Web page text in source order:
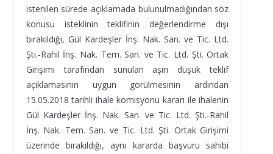
istenilen sürede açıklamada bulunulmadığından söz
konusu isteklinin teklifinin değerlendirme dışı
bırakıldığı, Gül Kardeşler İnş. Nak. San. ve Tic. Ltd.
Şti.-Rahil İnş. Nak. Tem. San. ve Tic. Ltd. Şti. Ortak
Girişimi tarafından sunulan aşırı düşük teklif
açıklamasının uygun görülmesinin ardından
15.05.2018 tarihli ihale komisyonu kararı ile ihalenin
Gül Kardeşler İnş. Nak. San. ve Tic. Ltd. Şti.-Rahil
İnş. Nak. Tem. San. ve Tic. Ltd. Şti. Ortak Girişimi
üzerinde bırakıldığı, aynı kararda başvuru sahibi